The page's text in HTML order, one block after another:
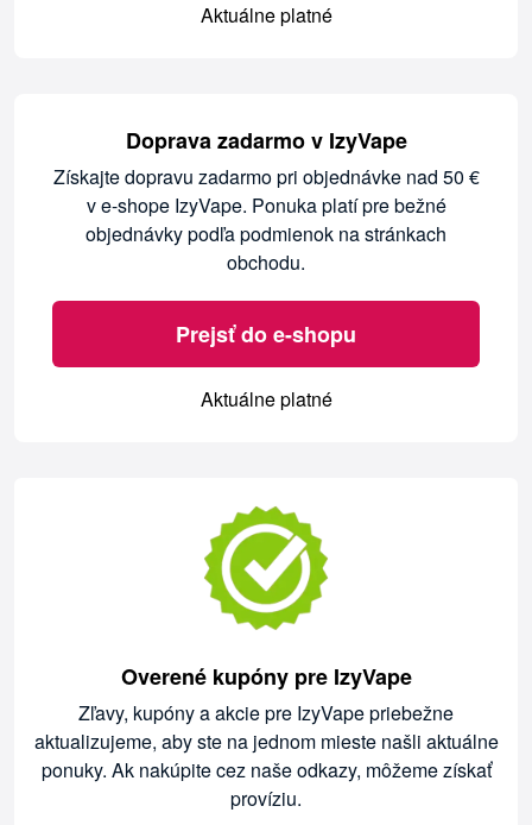
Aktuálne platné
Doprava zadarmo v IzyVape
Získajte dopravu zadarmo pri objednávke nad 50 €
v e-shope IzyVape. Ponuka platí pre bežné
objednávky podľa podmienok na stránkach
obchodu.
Prejsť do e-shopu
Aktuálne platné
Overené kupóny pre IzyVape
Zľavy, kupóny a akcie pre IzyVape priebežne
aktualizujeme, aby ste na jednom mieste našli aktuálne
ponuky. Ak nakúpite cez naše odkazy, môžeme získať
províziu.